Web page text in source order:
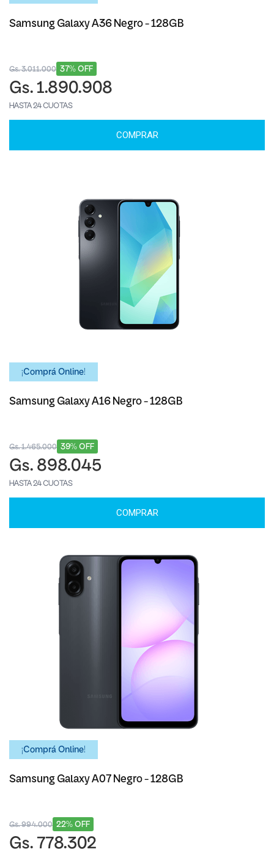
Samsung Galaxy A36 Negro - 128GB
37% OFF
Gs. 3.011.000
Gs. 1.890.908
HASTA 24 CUOTAS
COMPRAR
¡Comprá Online!
Samsung Galaxy A16 Negro - 128GB
39% OFF
Gs. 1.465.000
Gs. 898.045
HASTA 24 CUOTAS
COMPRAR
¡Comprá Online!
Samsung Galaxy A07 Negro - 128GB
22% OFF
Gs. 994.000
Gs. 778.302